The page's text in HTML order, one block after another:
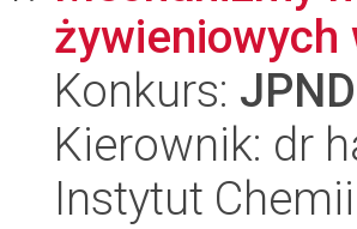
żywieniowych
Konkurs:
Kierownik: dr
Instytut